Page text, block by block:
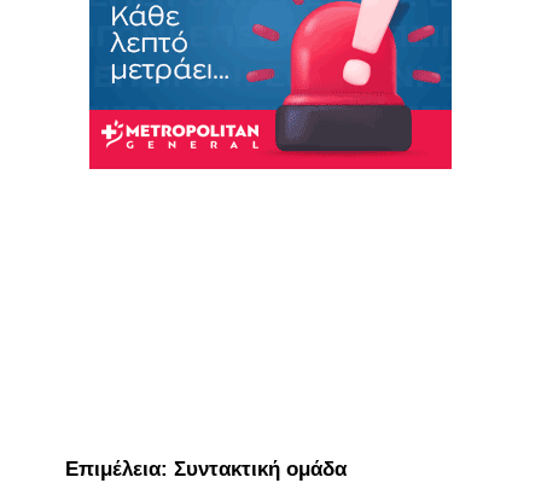
Eπιμέλεια: Συντακτική ομάδα